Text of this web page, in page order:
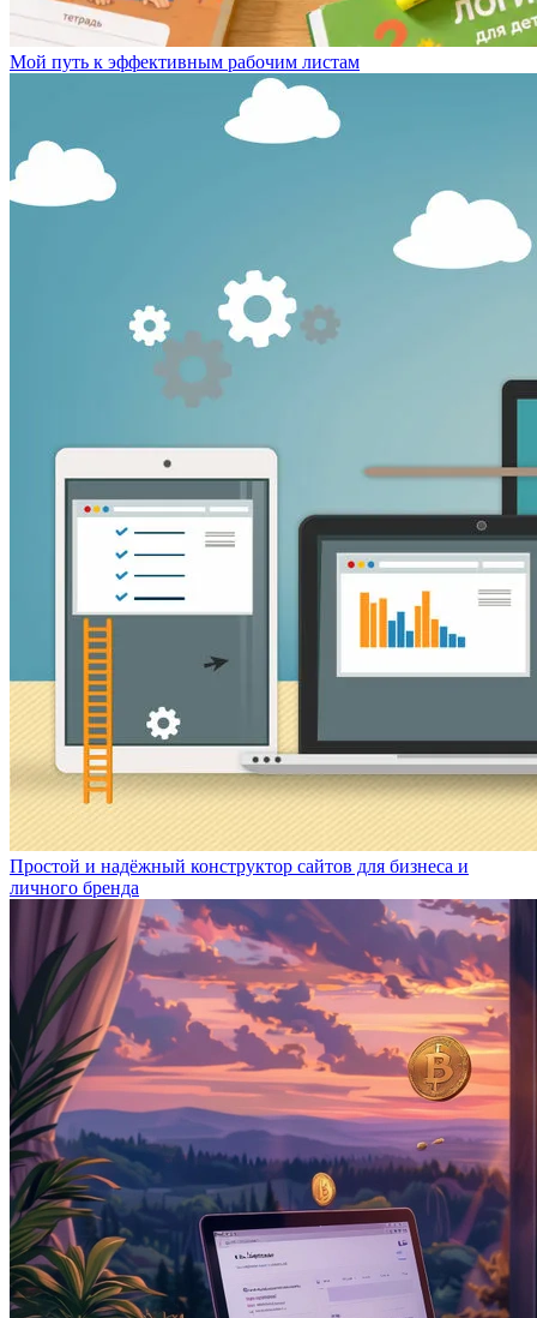
Мой путь к эффективным рабочим листам
Простой и надёжный конструктор сайтов для бизнеса и
личного бренда